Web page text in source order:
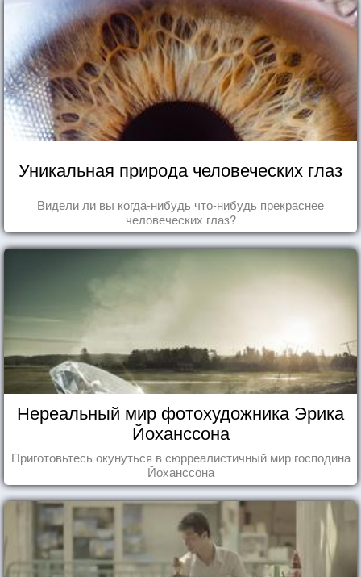
Уникальная природа человеческих глаз
Видели ли вы когда-нибудь что-нибудь прекраснее
человеческих глаз?
Нереальный мир фотохудожника Эрика
Йоханссона
Приготовьтесь окунуться в сюрреалистичный мир господина
Йоханссона